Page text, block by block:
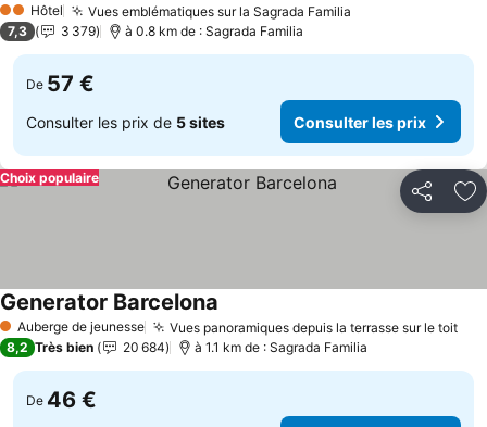
2 Étoiles
Hôtel Vues emblématiques sur la Sagrada Familia
7,3 3 379 à 0.8 km de : Sagrada Familia
De 57 €
Consulter les prix de 5 sites Consulter les prix
Partager
Choix populaire
1 Étoiles
Auberge de jeunesse Vues panoramiques depuis la terrasse sur le toit
Generator Barcelona
8,2 Très bien 20 684 à 1.1 km de : Sagrada Familia
De 46 €